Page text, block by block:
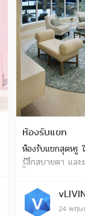
ห้องรับแขก
ห้องรับแขกสุดหรู
รู้สึกสบายตา แล
24 พฤษ